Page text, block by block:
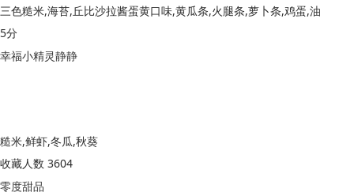
三色糙米,海苔,丘比沙拉酱蛋黄口味,黄瓜条,火腿条,萝卜条,鸡蛋,油
5分
幸福小精灵静静
糙米,鲜虾,冬瓜,秋葵
收藏人数 3604
零度甜品